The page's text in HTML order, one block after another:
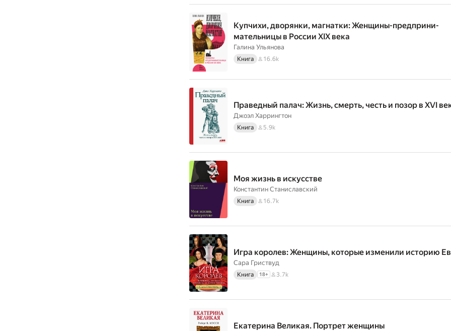
Купчихи, дворянки, магнатки: Женщины-предприни­
мательницы в России XIX века
Галина Ульянова
Книга 16.6k
Праведный палач: Жизнь, смерть, честь и позор в XVI
Джоэл Харрингтон
Книга 5.9k
Моя жизнь в искусстве
Константин Станиславский
Книга 16.7k
Игра королев: Женщины, которые изменили историю
Сара Гриствуд
Книга 18+ 3.7k
Екатерина Великая. Портрет женщины